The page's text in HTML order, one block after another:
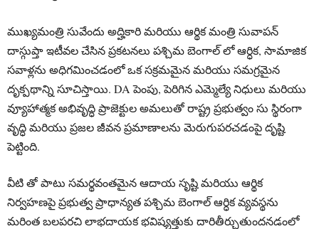
ముఖ్యమంత్రి సువేందు అద్హికారి మరియు ఆర్థిక మంత్రి సువాపన్
దాస్గుప్తా ఇటీవల చేసిన ప్రకటనలు పశ్చిమ బెంగాల్ లో ఆర్ధిక, సామాజిక
సవాళ్లను అధిగమించడంలో ఒక సక్రమమైన మరియు సమగ్రమైన
దృక్పథాన్ని సూచిస్తాయి. DA పెంపు, పెరిగిన ఎమ్మెల్యే నిధులు మరియు
వ్యూహాత్మక అభివృద్ధి ప్రాజెక్టుల అమలుతో రాష్ట్ర ప్రభుత్వం సు స్థిరంగా
వృద్ధి మరియు ప్రజల జీవన ప్రమాణాలను మెరుగుపరచడంపై దృష్టి
పెట్టింది.
వీటి తో పాటు సమర్థవంతమైన ఆదాయ సృష్టి మరియు ఆర్థిక
నిర్వహణపై ప్రభుత్వ ప్రాధాన్యత పశ్చిమ బెంగాల్‌ ఆర్ధిక వ్యవస్థను
మరింత బలపరచి లాభదాయక భవిష్యత్తుకు దారితీర్చుతుందనడంలో